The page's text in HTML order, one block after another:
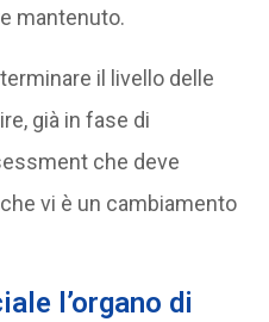
mantenuto.
il livello delle
già in fase di
che deve
vi è un cambiamento
l’organo di